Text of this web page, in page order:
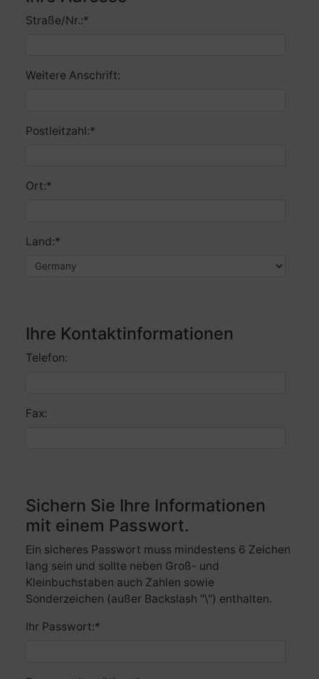
Straße/Nr.:*
Weitere Anschrift:
Postleitzahl:*
Ort:*
Land:*
Ihre Kontaktinformationen
Telefon:
Fax:
Sichern Sie Ihre Informationen
mit einem Passwort.
Ein sicheres Passwort muss mindestens 6 Zeichen
lang sein und sollte neben Groß- und
Kleinbuchstaben auch Zahlen sowie
Sonderzeichen (außer Backslash "\") enthalten.
Ihr Passwort:*